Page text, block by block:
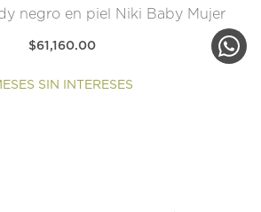
negro en piel Niki Baby Mujer
$61,160.00
SIN INTERESES